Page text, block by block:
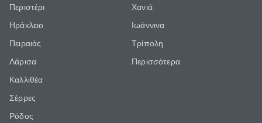
Περιστέρι
Ηράκλειο
Πειραιάς
Λάρισα
Καλλιθέα
Σέρρες
Ρόδος
Χανιά
Ιωάννινα
Τρίπολη
Περισσότερα